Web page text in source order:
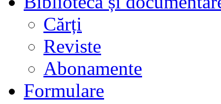
Cărți
Reviste
Abonamente
Formulare